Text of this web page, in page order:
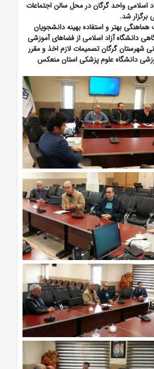
اسلامی واحد گرگان در محل سالن اجتماعات
برگزار شد.
بهتر و استفاده بهینه دانشجویان
دانشگاه آزاد اسلامی از فضاهای آموزشی
شهرستان گرگان تصمیمات لازم اخذ و مقرر
دانشگاه علوم پزشکی استان منعکس